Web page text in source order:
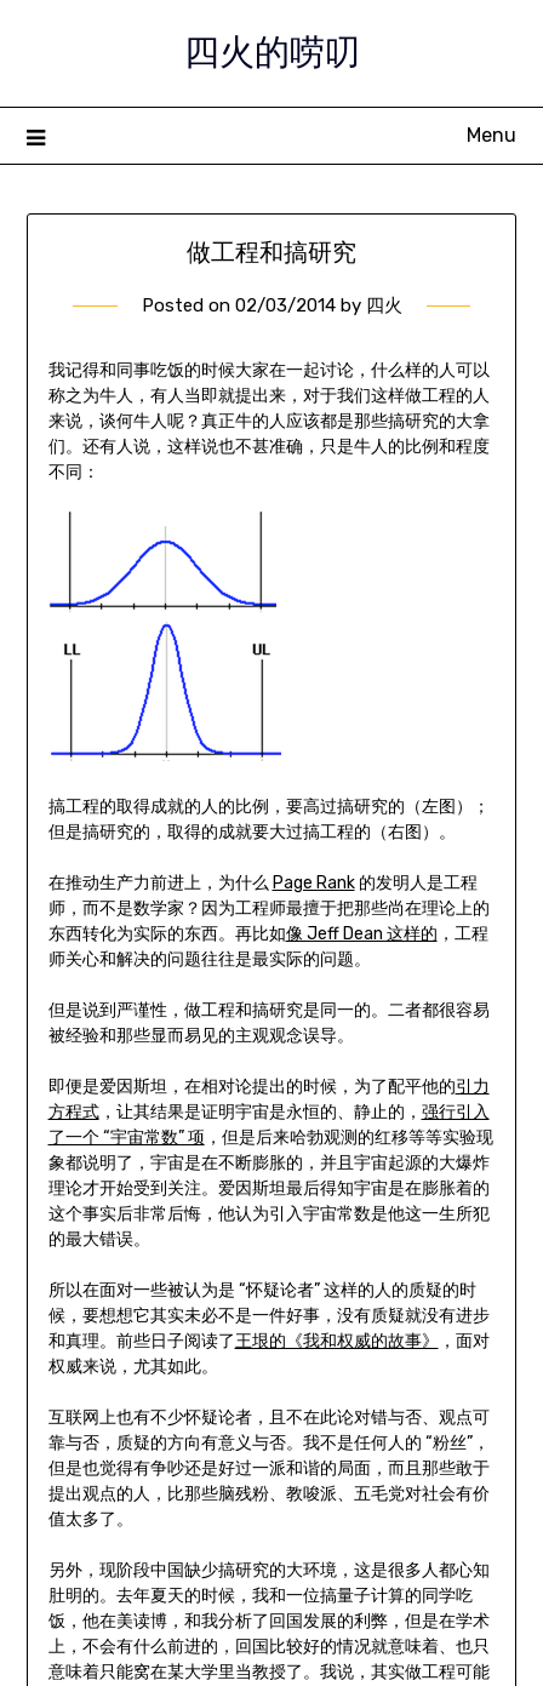
四火的唠叨
Menu
做工程和搞研究
Posted on 02/03/2014by 四火
我记得和同事吃饭的时候大家在一起讨论，什么样的人可以
称之为牛人，有人当即就提出来，对于我们这样做工程的人
来说，谈何牛人呢？真正牛的人应该都是那些搞研究的大拿
们。还有人说，这样说也不甚准确，只是牛人的比例和程度
不同：
搞工程的取得成就的人的比例，要高过搞研究的（左图）；
但是搞研究的，取得的成就要大过搞工程的（右图）。
在推动生产力前进上，为什么 Page Rank的发明人是工程
师，而不是数学家？因为工程师最擅于把那些尚在理论上的
东西转化为实际的东西。再比如像 Jeff Dean 这样的 ，工程
师关心和解决的问题往往是最实际的问题。
但是说到严谨性，做工程和搞研究是同一的。二者都很容易
被经验和那些显而易见的主观观念误导。
即便是爱因斯坦，在相对论提出的时候，为了配平他的引力
方程式，让其结果是证明宇宙是永恒的、静止的， 强行引入
了一个 “宇宙常数” 项 ，但是后来哈勃观测的红移等等实验现
象都说明了，宇宙是在不断膨胀的，并且宇宙起源的大爆炸
理论才开始受到关注。爱因斯坦最后得知宇宙是在膨胀着的
这个事实后非常后悔，他认为引入宇宙常数是他这一生所犯
的最大错误。
所以在面对一些被认为是 “怀疑论者” 这样的人的质疑的时
候，要想想它其实未必不是一件好事，没有质疑就没有进步
和真理。前些日子阅读了王垠的《我和权威的故事》
，面对
权威来说，尤其如此。
互联网上也有不少怀疑论者，且不在此论对错与否、观点可
靠与否，质疑的方向有意义与否。我不是任何人的 “粉丝”，
但是也觉得有争吵还是好过一派和谐的局面，而且那些敢于
提出观点的人，比那些脑残粉、教唆派、五毛党对社会有价
值太多了。
另外，现阶段中国缺少搞研究的大环境，这是很多人都心知
肚明的。去年夏天的时候，我和一位搞量子计算的同学吃
饭，他在美读博，和我分析了回国发展的利弊，但是在学术
上，不会有什么前进的，回国比较好的情况就意味着、也只
意味着只能窝在某大学里当教授了。我说，其实做工程可能